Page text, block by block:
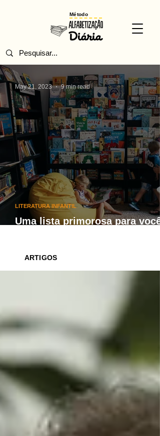
Método
Uma lista primorosa para você
LITERATURA INFANTIL
May 21, 2023 9 min read
ARTIGOS